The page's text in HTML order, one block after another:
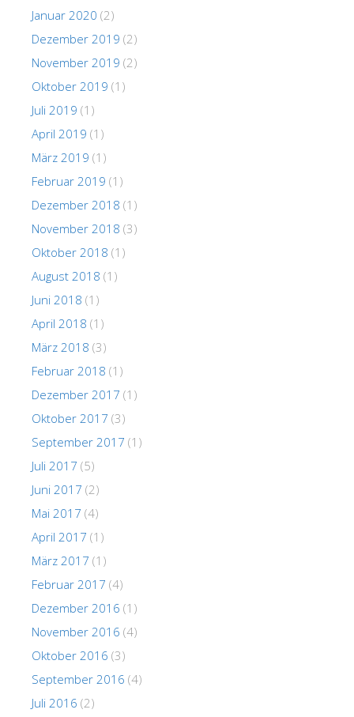
Januar 2020 (2)
Dezember 2019 (2)
November 2019 (2)
Oktober 2019 (1)
Juli 2019 (1)
April 2019 (1)
März 2019 (1)
Februar 2019 (1)
Dezember 2018 (1)
November 2018 (3)
Oktober 2018 (1)
August 2018 (1)
Juni 2018 (1)
April 2018 (1)
März 2018 (3)
Februar 2018 (1)
Dezember 2017 (1)
Oktober 2017 (3)
September 2017 (1)
Juli 2017 (5)
Juni 2017 (2)
Mai 2017 (4)
April 2017 (1)
März 2017 (1)
Februar 2017 (4)
Dezember 2016 (1)
November 2016 (4)
Oktober 2016 (3)
September 2016 (4)
Juli 2016 (2)